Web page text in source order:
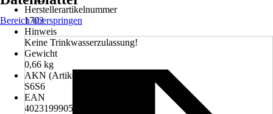
Herstellerartikelnummer
1703
Hinweis
Keine Trinkwasserzulassung!
Gewicht
0,66 kg
AKN (Artikelkurznummer)
S6S6
EAN
4023199905273
Bereich überspringen